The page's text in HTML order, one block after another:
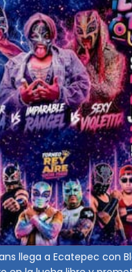
llega a Ecatepec con